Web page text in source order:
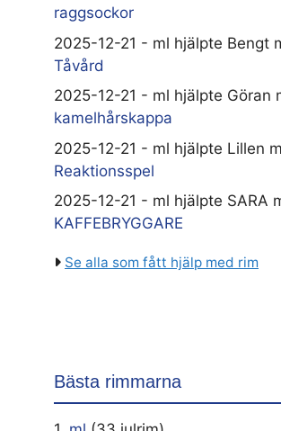
raggsockor
2025-12-21 - ml hjälpte Bengt
Tåvård
2025-12-21 - ml hjälpte Göran
kamelhårskappa
2025-12-21 - ml hjälpte Lillen
Reaktionsspel
2025-12-21 - ml hjälpte SARA
KAFFEBRYGGARE
Se alla som fått hjälp med rim
Bästa rimmarna